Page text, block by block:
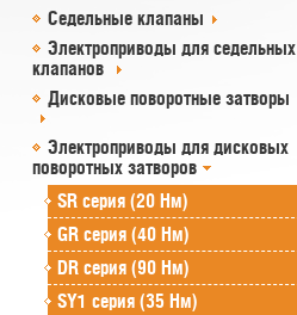
Седельные клапаны
Электроприводы для седельных
клапанов
Дисковые поворотные затворы
Электроприводы для дисковых
поворотных затворов
SR cерия (20 Нм)
GR cерия (40 Нм)
DR серия (90 Нм)
SY1 серия (35 Нм)